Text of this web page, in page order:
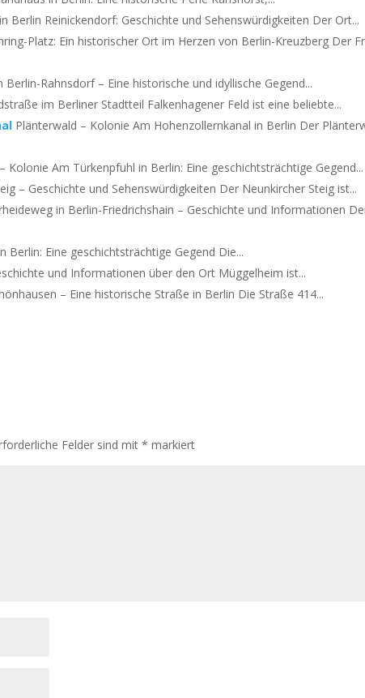
Berlin Reinickendorf: Geschichte und Sehenswürdigkeiten Der Ort...
Platz: Ein historischer Ort im Herzen von Berlin-Kreuzberg Der
Berlin-Rahnsdorf – Eine historische und idyllische Gegend...
im Berliner Stadtteil Falkenhagener Feld ist eine beliebte...
Plänterwald – Kolonie Am Hohenzollernkanal in Berlin Der
Kolonie Am Türkenpfuhl in Berlin: Eine geschichtsträchtige Gegend...
– Geschichte und Sehenswürdigkeiten Der Neunkircher Steig ist...
in Berlin-Friedrichshain – Geschichte und Informationen
Berlin: Eine geschichtsträchtige Gegend Die...
und Informationen über den Ort Müggelheim ist...
– Eine historische Straße in Berlin Die Straße 414...
Felder sind mit* markiert